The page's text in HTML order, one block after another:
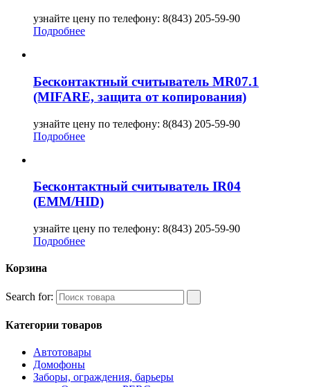
узнайте цену по телефону: 8(843) 205-59-90
Подробнее
Бесконтактный считыватель MR07.1
(MIFARE, защита от копирования)
узнайте цену по телефону: 8(843) 205-59-90
Подробнее
Бесконтактный считыватель IR04
(EMM/HID)
узнайте цену по телефону: 8(843) 205-59-90
Подробнее
Корзина
Search for:
Категории товаров
Автотовары
Домофоны
Заборы, ограждения, барьеры